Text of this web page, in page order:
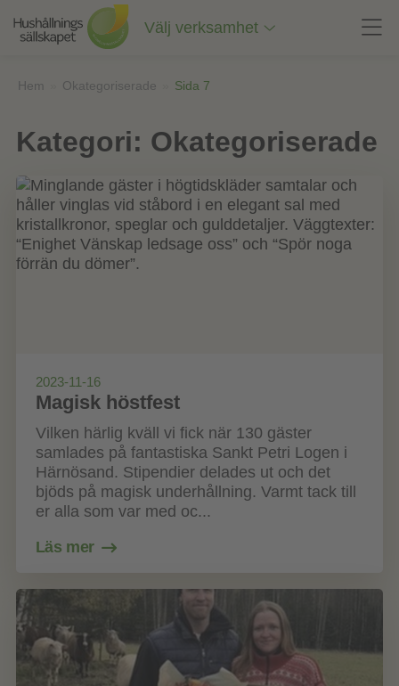
innehåll
Välj verksamhet
Hem Okategoriserade Sida 7
Kategori: Okategoriserade
2023-11-16
Magisk höstfest
Vilken härlig kväll vi fick när 130 gäster
samlades på fantastiska Sankt Petri Logen i
Härnösand. Stipendier delades ut och det
bjöds på magisk underhållning. Varmt tack till
er alla som var med oc...
Läs mer